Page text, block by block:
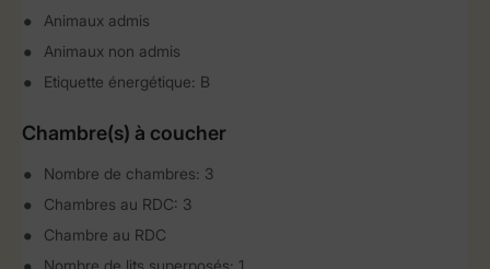
Animaux admis
Animaux non admis
Etiquette énergétique: B
Chambre(s) à coucher
Nombre de chambres: 3
Chambres au RDC: 3
Chambre au RDC
Nombre de lits superposés: 1